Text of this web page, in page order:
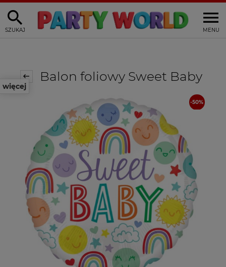
MENU
SZUKAJ
więcej
Balon foliowy Sweet Baby